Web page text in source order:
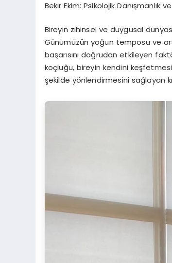
Bekir Ekim: Psikolojik Danışmanlık
Bireyin zihinsel ve duygusal
Günümüzün yoğun temposu ve
başarısını doğrudan etkileyen
koçluğu, bireyin kendini
şekilde yönlendirmesini sağlayan